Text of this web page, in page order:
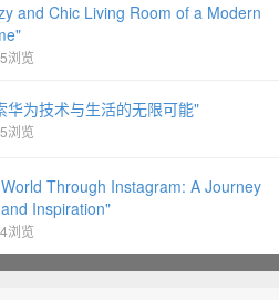
and Chic Living Room of a Modern
浏览
华为技术与生活的无限可能"
浏览
Through Instagram: A Journey
Inspiration"
浏览